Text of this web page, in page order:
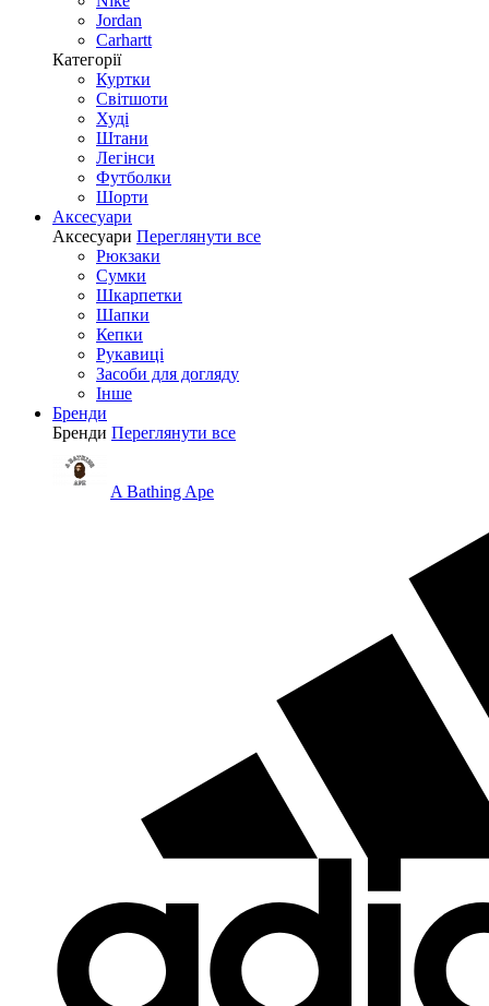
Jordan
Carhartt
Категорії
Куртки
Світшоти
Худі
Штани
Легінси
Футболки
Шорти
Аксесуари
Аксесуари Переглянути все
Рюкзаки
Сумки
Шкарпетки
Шапки
Кепки
Рукавиці
Засоби для догляду
Інше
Бренди
Бренди Переглянути все
A Bathing Ape